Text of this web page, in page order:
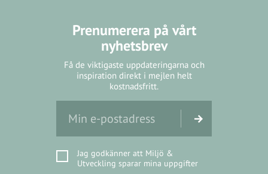
Prenumerera på vårt
nyhetsbrev
Få de viktigaste uppdateringarna och
inspiration direkt i mejlen helt
kostnadsfritt.
Jag godkänner att Miljö &
Utveckling sparar mina uppgifter